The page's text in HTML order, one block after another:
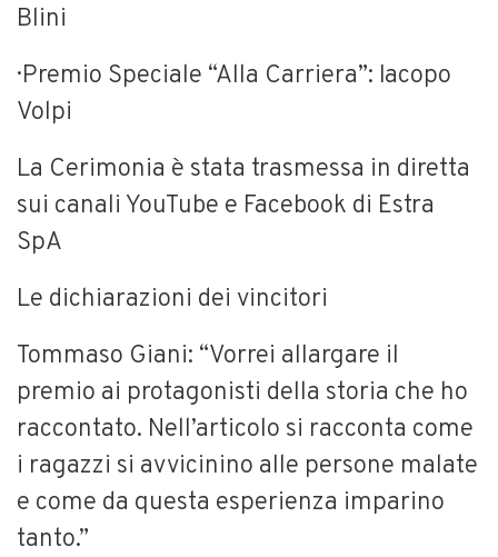
Blini
· Premio Speciale “Alla Carriera”: Iacopo
Volpi
La Cerimonia è stata trasmessa in diretta
sui canali YouTube e Facebook di Estra
SpA
Le dichiarazioni dei vincitori
Tommaso Giani: “Vorrei allargare il
premio ai protagonisti della storia che ho
raccontato. Nell’articolo si racconta come
i ragazzi si avvicinino alle persone malate
e come da questa esperienza imparino
tanto.”